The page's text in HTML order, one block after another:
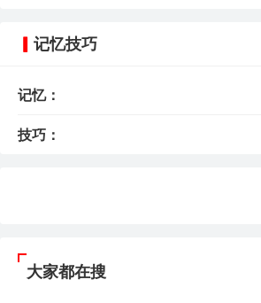
记忆技巧
记忆：
技巧：
大家都在搜